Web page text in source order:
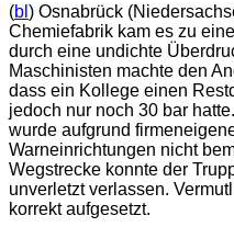
(bl ) Osnabrück
Chemiefabrik kam es zu
durch eine undichte
Maschinisten machte den
dass ein Kollege einen
jedoch nur noch 30 bar
wurde aufgrund
Warneinrichtungen nicht
Wegstrecke konnte der
unverletzt verlassen.
korrekt aufgesetzt.